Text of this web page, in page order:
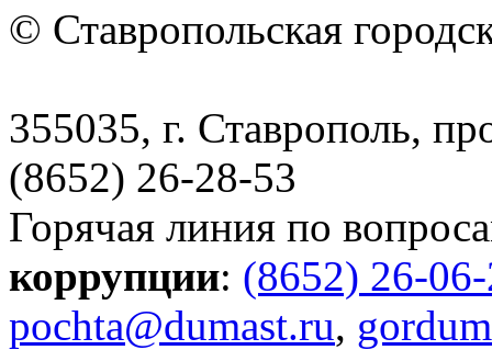
© Ставропольская
355035, г. Ставрополь,
(8652) 26-28-53
Горячая линия по
коррупции: (8652) 26-
pochta@dumast.ru,